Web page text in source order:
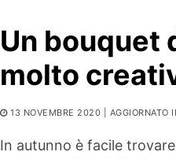
Un bouquet
molto
13 NOVEMBRE 2020 | AGGIORNATO
In autunno è facile